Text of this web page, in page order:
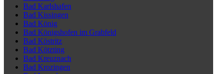
Bad Karlshafen
Bad Kissingen
Bad König
Bad Königshofen im Grabfeld
Bad Köstritz
Bad Kötzting
Bad Kreuznach
Bad Krozingen